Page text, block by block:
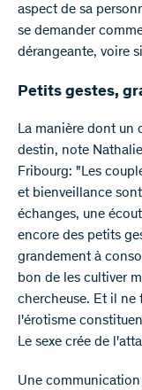
aspect de sa
se demander
dérangeante, voire
Petits gestes,
La manière dont un
destin, note
Fribourg: "Les
et bienveillance
échanges, une
encore des petits
grandement à
bon de les cultiver
chercheuse. Et il ne
l'érotisme
Le sexe crée de
Une